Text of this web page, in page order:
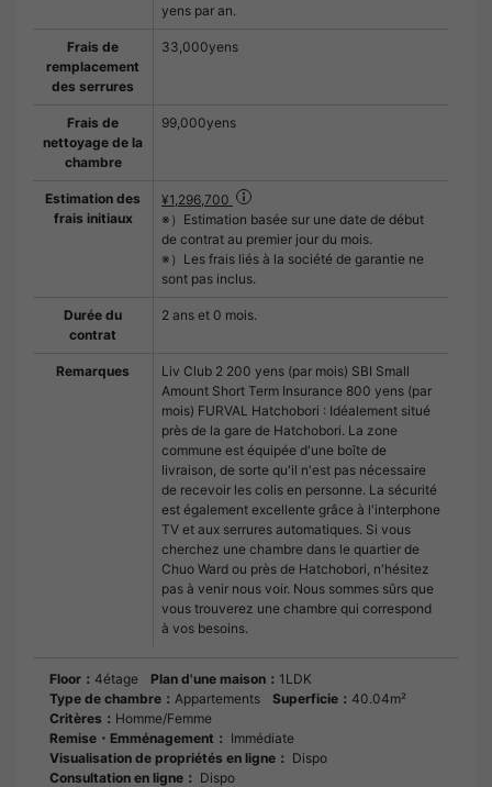
yens par an.
Frais de
remplacement
des serrures
33,000yens
Frais de
nettoyage de la
chambre
99,000yens
Estimation des
frais initiaux
¥1,296,700
※）Estimation basée sur une date de début
de contrat au premier jour du mois.
※）Les frais liés à la société de garantie ne
sont pas inclus.
Durée du
contrat
2 ans et 0 mois.
Remarques
Liv Club 2 200 yens (par mois) SBI Small
Amount Short Term Insurance 800 yens (par
mois) FURVAL Hatchobori : Idéalement situé
près de la gare de Hatchobori. La zone
commune est équipée d'une boîte de
livraison, de sorte qu'il n'est pas nécessaire
de recevoir les colis en personne. La sécurité
est également excellente grâce à l'interphone
TV et aux serrures automatiques. Si vous
cherchez une chambre dans le quartier de
Chuo Ward ou près de Hatchobori, n'hésitez
pas à venir nous voir. Nous sommes sûrs que
vous trouverez une chambre qui correspond
à vos besoins.
Floor： 4étage Plan d'une maison： 1LDK
Type de chambre： Appartements Superficie：40.04m²
Critères： Homme/Femme
Remise・Emménagement： Immédiate
Visualisation de propriétés en ligne： Dispo
Consultation en ligne： Dispo